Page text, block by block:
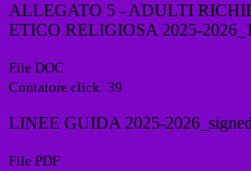
ALLEGATO 5 - ADULTI
ETICO RELIGIOSA 2025-
File DOC
Contatore click: 39
LINEE GUIDA 2025-
File PDF